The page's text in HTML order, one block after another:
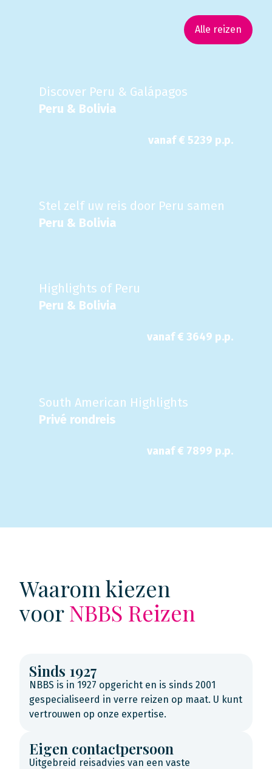
Alle reizen
Discover Peru & Galápagos
Peru & Bolivia
vanaf € 5239 p.p.
Stel zelf uw reis door Peru samen
Peru & Bolivia
Highlights of Peru
Peru & Bolivia
vanaf € 3649 p.p.
South American Highlights
Privé rondreis
vanaf € 7899 p.p.
Waarom kiezen
voorNBBS Reizen
Sinds 1927
NBBS is in 1927 opgericht en is sinds 2001
gespecialiseerd in verre reizen op maat. U kunt
vertrouwen op onze expertise.
Eigen contactpersoon
Uitgebreid reisadvies van een vaste